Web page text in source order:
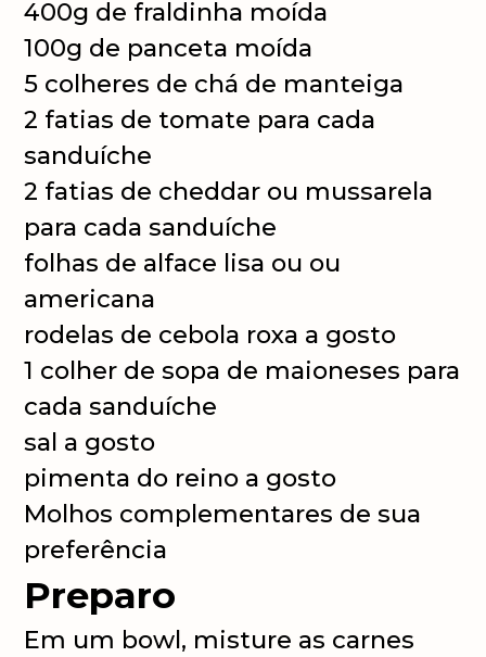
400g de fraldinha moída
100g de panceta moída
5 colheres de chá de manteiga
2 fatias de tomate para cada
sanduíche
2 fatias de cheddar ou mussarela
para cada sanduíche
folhas de alface lisa ou ou
americana
rodelas de cebola roxa a gosto
1 colher de sopa de maioneses para
cada sanduíche
sal a gosto
pimenta do reino a gosto
Molhos complementares de sua
preferência
Preparo
Em um bowl, misture as carnes